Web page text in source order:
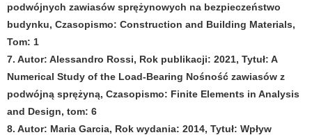
podwójnych zawiasów sprężynowych na bezpieczeństwo
budynku, Czasopismo: Construction and Building Materials,
Tom: 1
7. Autor: Alessandro Rossi, Rok publikacji: 2021, Tytuł: A
Numerical Study of the Load-Bearing Nośność zawiasów z
podwójną sprężyną, Czasopismo: Finite Elements in Analysis
and Design, tom: 6
8. Autor: Maria Garcia, Rok wydania: 2014, Tytuł: Wpływ